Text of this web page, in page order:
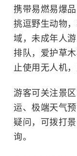
携带易燃易爆
挑逗野生动物
域，未成年人
排队，爱护草
止使用无人机
游客可关注景
运、极端天气
疑问，可拨打
询。